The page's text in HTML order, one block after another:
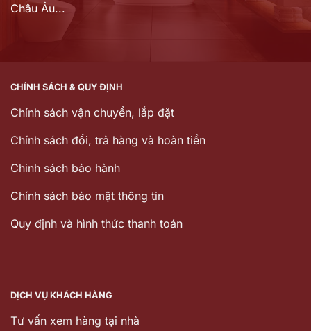
Châu Âu...
CHÍNH SÁCH & QUY ĐỊNH
Chính sách vận chuyển, lắp đặt
Chính sách đổi, trả hàng và hoàn tiền
Chinh sách bảo hành
Chính sách bảo mật thông tin
Quy định và hình thức thanh toán
DỊCH VỤ KHÁCH HÀNG
Tư vấn xem hàng tại nhà